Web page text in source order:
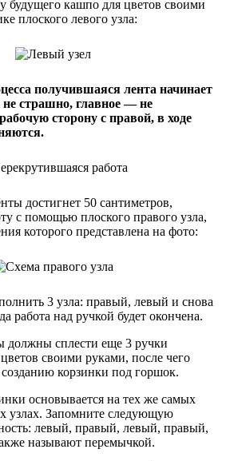
будущего кашпо для цветов своими
плоского левого узла:
получившаяся лента начинает
не страшно, главное — не
сторону с правой, в ходе
достигнет 50 сантиметров,
с помощью плоского правого узла,
которого представлена на фото:
3 узла: правый, левый и снова
работа над ручкой будет окончена.
должны сплести еще 3 ручки
своими руками, после чего
корзинки под горшок.
основывается на тех же самых
узлах. Запомните следующую
левый, правый, левый, правый,
называют перемычкой.